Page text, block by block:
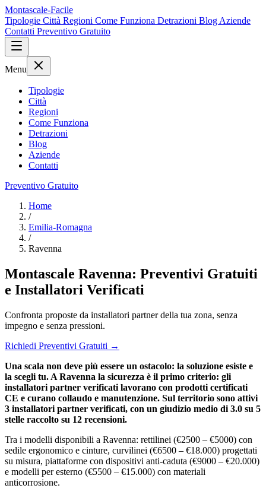
Montascale-Facile
Tipologie Città Regioni Come Funziona Detrazioni Blog Aziende
Contatti Preventivo Gratuito
Menu
Tipologie
Città
Regioni
Come Funziona
Detrazioni
Blog
Aziende
Contatti
Preventivo Gratuito
Home
/
Emilia-Romagna
/
Ravenna
Montascale Ravenna: Preventivi Gratuiti
e Installatori Verificati
Confronta proposte da installatori partner della tua zona, senza
impegno e senza pressioni.
Richiedi Preventivi Gratuiti →
Una scala non deve più essere un ostacolo: la soluzione esiste e
la scegli tu. A Ravenna la sicurezza è il primo criterio: gli
installatori partner verificati lavorano con prodotti certificati
CE e curano collaudo e manutenzione. Sul territorio sono attivi
3 installatori partner verificati, con un giudizio medio di 3.0 su 5
stelle raccolto su 12 recensioni.
Tra i modelli disponibili a Ravenna: rettilinei (€2500 – €5000) con
sedile ergonomico e cinture, curvilinei (€6500 – €18.000) progettati
su misura, piattaforme con dispositivi anti-caduta (€9000 – €20.000)
e modelli per esterno (€5500 – €15.000) con materiali
anticorrosione.